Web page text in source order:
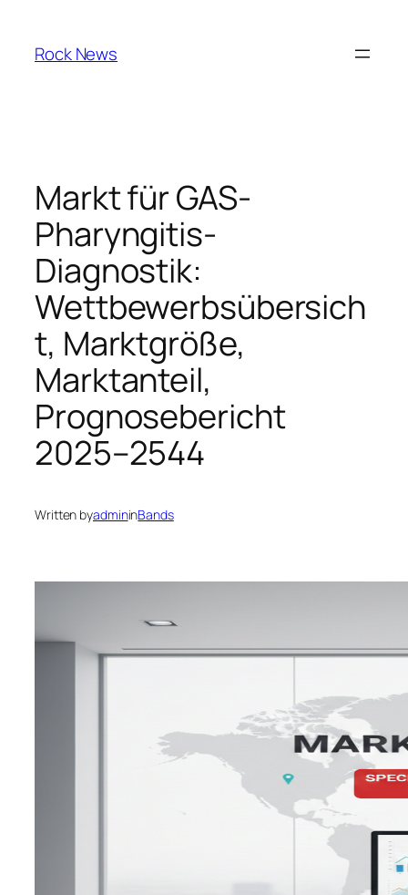
content
Rock News
Markt für GAS-
Pharyngitis-
Diagnostik:
Wettbewerbsübersich
t, Marktgröße,
Marktanteil,
Prognosebericht
2025–2544
Written byadmininBands